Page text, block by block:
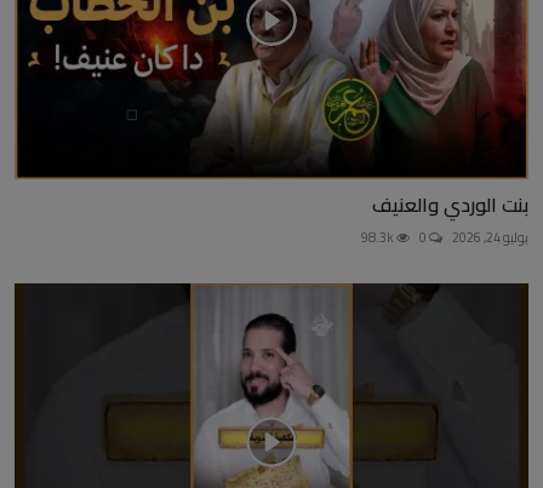
بنت الوردي والعنيف
يوليو 24, 2026